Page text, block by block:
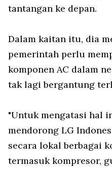
tantangan ke depan.
Dalam kaitan itu, dia
pemerintah perlu
komponen AC dalam
tak lagi bergantung
"Untuk mengatasi hal
mendorong LG
secara lokal berbagai
termasuk kompresor,